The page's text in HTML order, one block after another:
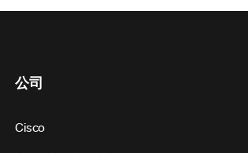
公司
Cisco